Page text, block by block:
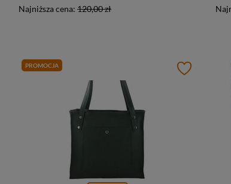
Najniższa cena: 120,00 zł
PROMOCJA